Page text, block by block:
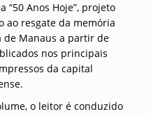
“50 Anos Hoje”, projeto
ao resgate da memória
de Manaus a partir de
nos principais
da capital
o leitor é conduzido